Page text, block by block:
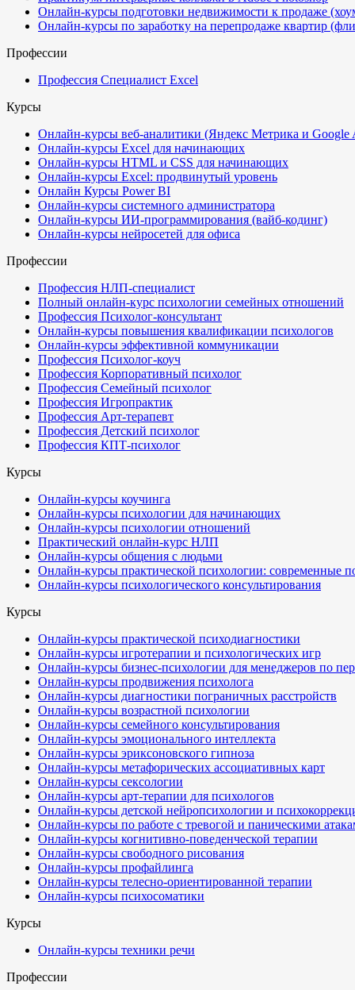
Онлайн-курсы подготовки недвижимости к продаже
Онлайн-курсы по заработку на перепродаже квартир
Профессии
Профессия Специалист Excel
Курсы
Онлайн-курсы веб-аналитики (Яндекс Метрика и Google
Онлайн-курсы Excel для начинающих
Онлайн-курсы HTML и CSS для начинающих
Онлайн-курсы Excel: продвинутый уровень
Онлайн Курсы Power BI
Онлайн-курсы системного администратора
Онлайн-курсы ИИ-программирования (вайб-кодинг)
Онлайн-курсы нейросетей для офиса
Профессии
Профессия НЛП-специалист
Полный онлайн-курс психологии семейных отношений
Профессия Психолог-консультант
Онлайн-курсы повышения квалификации психологов
Онлайн-курсы эффективной коммуникации
Профессия Психолог-коуч
Профессия Корпоративный психолог
Профессия Семейный психолог
Профессия Игропрактик
Профессия Арт-терапевт
Профессия Детский психолог
Профессия КПТ-психолог
Курсы
Онлайн-курсы коучинга
Онлайн-курсы психологии для начинающих
Онлайн-курсы психологии отношений
Практический онлайн-курс НЛП
Онлайн-курсы общения с людьми
Онлайн-курсы практической психологии: современные
Онлайн-курсы психологического консультирования
Курсы
Онлайн-курсы практической психодиагностики
Онлайн-курсы игротерапии и психологических игр
Онлайн-курсы бизнес-психологии для менеджеров по
Онлайн-курсы продвижения психолога
Онлайн-курсы диагностики пограничных расстройств
Онлайн-курсы возрастной психологии
Онлайн-курсы семейного консультирования
Онлайн-курсы эмоционального интеллекта
Онлайн-курсы эриксоновского гипноза
Онлайн-курсы метафорических ассоциативных карт
Онлайн-курсы сексологии
Онлайн-курсы арт-терапии для психологов
Онлайн-курсы детской нейропсихологии и
Онлайн-курсы по работе с тревогой и паническими
Онлайн-курсы когнитивно-поведенческой терапии
Онлайн-курсы свободного рисования
Онлайн-курсы профайлинга
Онлайн-курсы телесно-ориентированной терапии
Онлайн-курсы психосоматики
Курсы
Онлайн-курсы техники речи
Профессии